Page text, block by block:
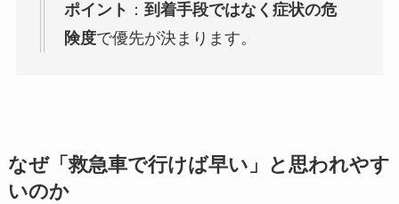
ポイント ： 到着手段ではなく症状の危
険度で優先が決まります。
なぜ「救急車で行けば早い」と思われやす
いのか